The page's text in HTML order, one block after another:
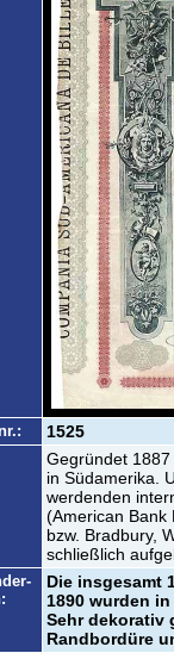
1525
Gegründet
in Südamerika.
werdenden
(American Bank
bzw. Bradbury,
schließlich
Die insgesamt
1890 wurden
Sehr dekorativ
Randbordüre